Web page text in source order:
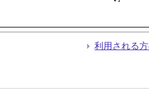
利用される